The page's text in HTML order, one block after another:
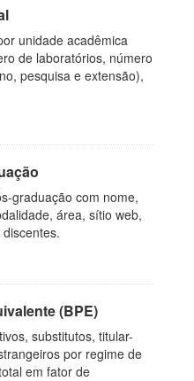
unidade acadêmica
de laboratórios, número
pesquisa e extensão),
graduação com nome,
área, sítio web,
(BPE)
substitutos, titular-
por regime de
em fator de